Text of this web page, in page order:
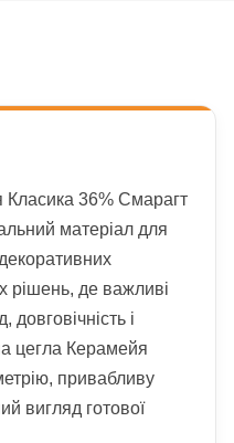
Класика 36% Смарагт
матеріал для
рішень, де важливі
довговічність і
цегла Керамейя
привабливу
вигляд готової